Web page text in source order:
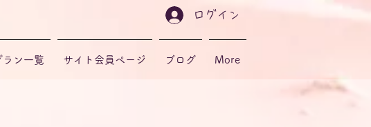
ラン一覧 サイト会員ページ ブログ More
ログイン